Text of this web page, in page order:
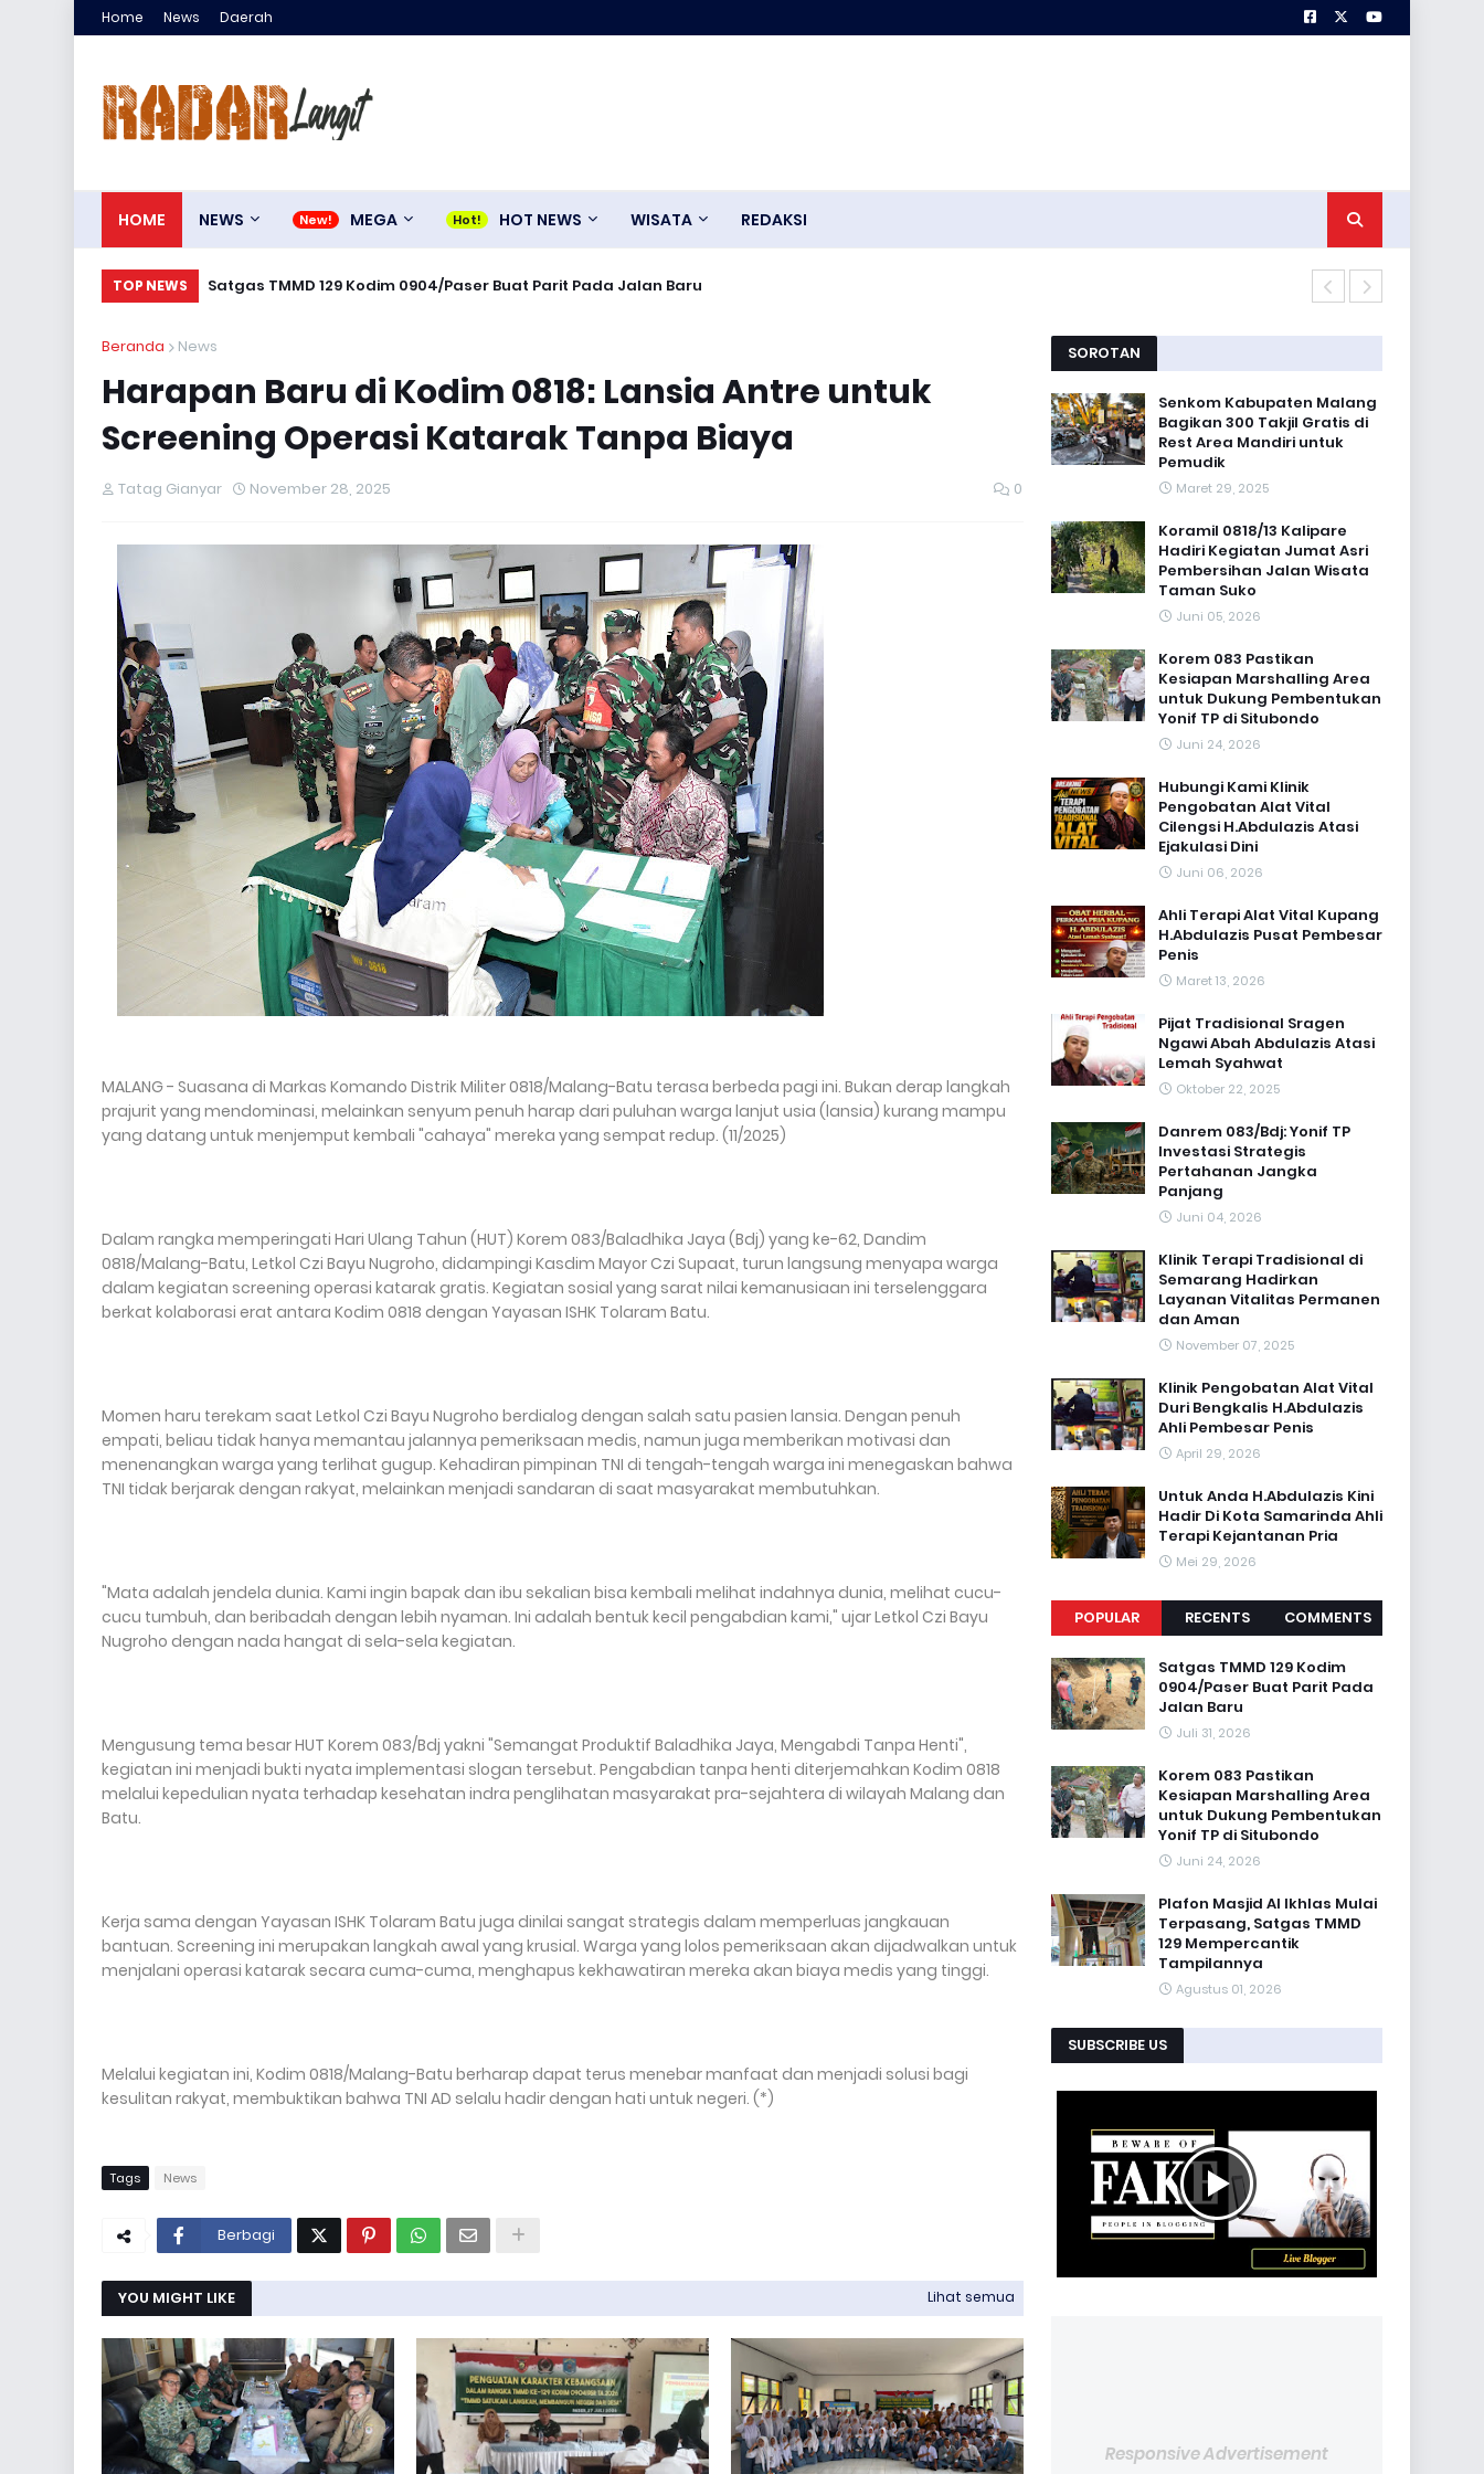
Home News Daerah
HOME NEWS MEGA HOT NEWS WISATA REDAKSI
TOP NEWS Satgas TMMD 129 Kodim 0904/Paser Buat Parit Pada Jalan Baru
Beranda News
Harapan Baru di Kodim 0818: Lansia Antre untuk
Screening Operasi Katarak Tanpa Biaya
Tatag Gianyar November 28, 2025 0
MALANG - Suasana di Markas Komando Distrik Militer 0818/Malang-Batu terasa berbeda pagi ini. Bukan derap langkah
prajurit yang mendominasi, melainkan senyum penuh harap dari puluhan warga lanjut usia (lansia) kurang mampu
yang datang untuk menjemput kembali "cahaya" mereka yang sempat redup. (11/2025)
Dalam rangka memperingati Hari Ulang Tahun (HUT) Korem 083/Baladhika Jaya (Bdj) yang ke-62, Dandim
0818/Malang-Batu, Letkol Czi Bayu Nugroho, didampingi Kasdim Mayor Czi Supaat, turun langsung menyapa warga
dalam kegiatan screening operasi katarak gratis. Kegiatan sosial yang sarat nilai kemanusiaan ini terselenggara
berkat kolaborasi erat antara Kodim 0818 dengan Yayasan ISHK Tolaram Batu.
Momen haru terekam saat Letkol Czi Bayu Nugroho berdialog dengan salah satu pasien lansia. Dengan penuh
empati, beliau tidak hanya memantau jalannya pemeriksaan medis, namun juga memberikan motivasi dan
menenangkan warga yang terlihat gugup. Kehadiran pimpinan TNI di tengah-tengah warga ini menegaskan bahwa
TNI tidak berjarak dengan rakyat, melainkan menjadi sandaran di saat masyarakat membutuhkan.
"Mata adalah jendela dunia. Kami ingin bapak dan ibu sekalian bisa kembali melihat indahnya dunia, melihat cucu-
cucu tumbuh, dan beribadah dengan lebih nyaman. Ini adalah bentuk kecil pengabdian kami," ujar Letkol Czi Bayu
Nugroho dengan nada hangat di sela-sela kegiatan.
Mengusung tema besar HUT Korem 083/Bdj yakni "Semangat Produktif Baladhika Jaya, Mengabdi Tanpa Henti",
kegiatan ini menjadi bukti nyata implementasi slogan tersebut. Pengabdian tanpa henti diterjemahkan Kodim 0818
melalui kepedulian nyata terhadap kesehatan indra penglihatan masyarakat pra-sejahtera di wilayah Malang dan
Batu.
Kerja sama dengan Yayasan ISHK Tolaram Batu juga dinilai sangat strategis dalam memperluas jangkauan
bantuan. Screening ini merupakan langkah awal yang krusial. Warga yang lolos pemeriksaan akan dijadwalkan untuk
menjalani operasi katarak secara cuma-cuma, menghapus kekhawatiran mereka akan biaya medis yang tinggi.
Melalui kegiatan ini, Kodim 0818/Malang-Batu berharap dapat terus menebar manfaat dan menjadi solusi bagi
kesulitan rakyat, membuktikan bahwa TNI AD selalu hadir dengan hati untuk negeri. (*)
Tags News
Berbagi
YOU MIGHT LIKE Lihat semua
SOROTAN
Senkom Kabupaten Malang
Bagikan 300 Takjil Gratis di
Rest Area Mandiri untuk
Pemudik
Maret 29, 2025
Koramil 0818/13 Kalipare
Hadiri Kegiatan Jumat Asri
Pembersihan Jalan Wisata
Taman Suko
Juni 05, 2026
Korem 083 Pastikan
Kesiapan Marshalling Area
untuk Dukung Pembentukan
Yonif TP di Situbondo
Juni 24, 2026
Hubungi Kami Klinik
Pengobatan Alat Vital
Cilengsi H.Abdulazis Atasi
Ejakulasi Dini
Juni 06, 2026
Ahli Terapi Alat Vital Kupang
H.Abdulazis Pusat Pembesar
Penis
Maret 13, 2026
Pijat Tradisional Sragen
Ngawi Abah Abdulazis Atasi
Lemah Syahwat
Oktober 22, 2025
Danrem 083/Bdj: Yonif TP
Investasi Strategis
Pertahanan Jangka
Panjang
Juni 04, 2026
Klinik Terapi Tradisional di
Semarang Hadirkan
Layanan Vitalitas Permanen
dan Aman
November 07, 2025
Klinik Pengobatan Alat Vital
Duri Bengkalis H.Abdulazis
Ahli Pembesar Penis
April 29, 2026
Untuk Anda H.Abdulazis Kini
Hadir Di Kota Samarinda Ahli
Terapi Kejantanan Pria
Mei 29, 2026
POPULAR RECENTS COMMENTS
Satgas TMMD 129 Kodim
0904/Paser Buat Parit Pada
Jalan Baru
Juli 31, 2026
Korem 083 Pastikan
Kesiapan Marshalling Area
untuk Dukung Pembentukan
Yonif TP di Situbondo
Juni 24, 2026
Plafon Masjid Al Ikhlas Mulai
Terpasang, Satgas TMMD
129 Mempercantik
Tampilannya
Agustus 01, 2026
SUBSCRIBE US
Responsive Advertisement